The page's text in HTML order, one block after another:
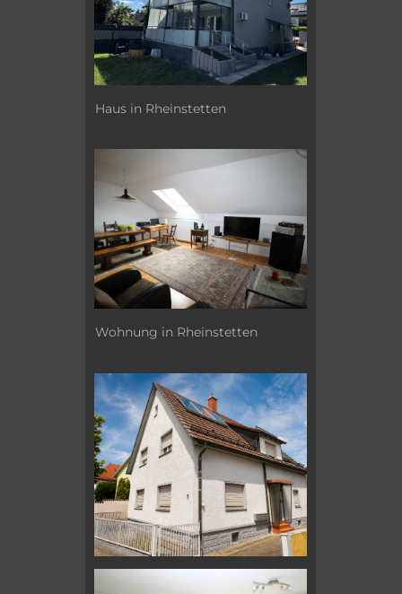
Haus in Rheinstetten
Wohnung in Rheinstetten